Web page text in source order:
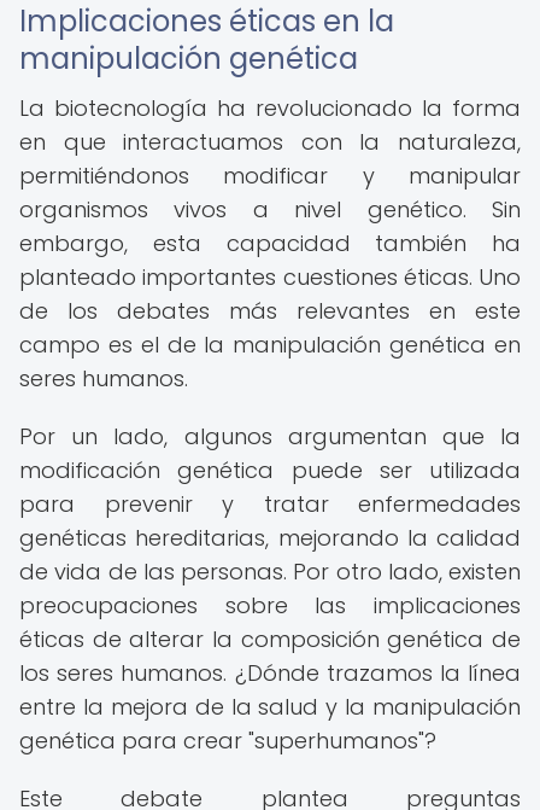
Implicaciones éticas en la
manipulación genética
La biotecnología ha revolucionado la forma
en que interactuamos con la naturaleza,
permitiéndonos modificar y manipular
organismos vivos a nivel genético. Sin
embargo, esta capacidad también ha
planteado importantes cuestiones éticas. Uno
de los debates más relevantes en este
campo es el de la manipulación genética en
seres humanos.
Por un lado, algunos argumentan que la
modificación genética puede ser utilizada
para prevenir y tratar enfermedades
genéticas hereditarias, mejorando la calidad
de vida de las personas. Por otro lado, existen
preocupaciones sobre las implicaciones
éticas de alterar la composición genética de
los seres humanos. ¿Dónde trazamos la línea
entre la mejora de la salud y la manipulación
genética para crear "superhumanos"?
Este debate plantea preguntas